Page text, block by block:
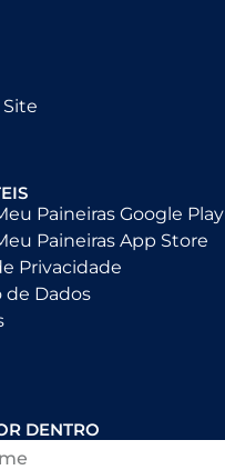
Paineiras Google Play
Paineiras App Store
Privacidade
de Dados
DENTRO